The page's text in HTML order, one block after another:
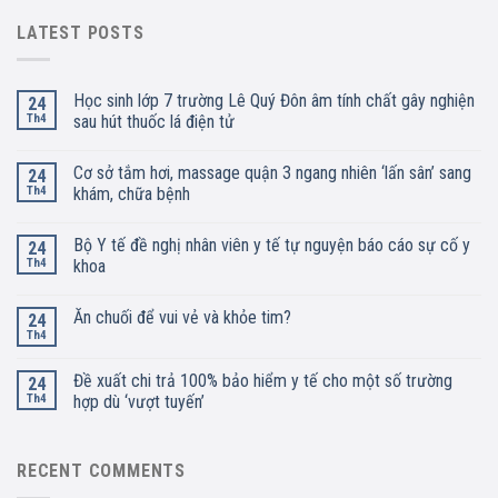
LATEST POSTS
24
Th4
Học sinh lớp 7 trường Lê Quý Đôn âm tính chất gây nghiện
sau hút thuốc lá điện tử
24
Th4
Cơ sở tắm hơi, massage quận 3 ngang nhiên ‘lấn sân’ sang
khám, chữa bệnh
24
Th4
Bộ Y tế đề nghị nhân viên y tế tự nguyện báo cáo sự cố y
khoa
24
Th4
Ăn chuối để vui vẻ và khỏe tim?
24
Th4
Đề xuất chi trả 100% bảo hiểm y tế cho một số trường
hợp dù ‘vượt tuyến’
RECENT COMMENTS